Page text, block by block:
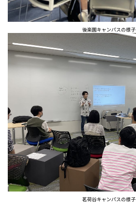
後楽園キャンパスの様子
茗荷谷キャンパスの様子